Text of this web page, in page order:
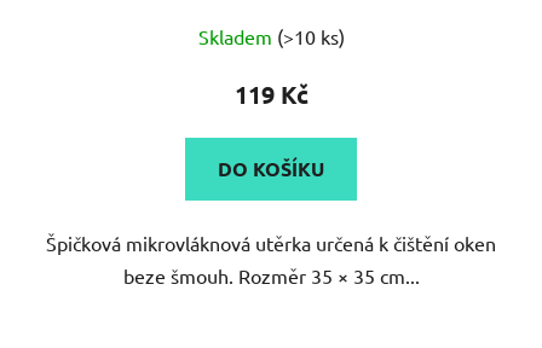
hodnocení
je
5,0
z
5
hvězdiček.
Skladem (>10 ks)
119 Kč
DO KOŠÍKU
Špičková mikrovláknová utěrka určená k čištění oken
beze šmouh. Rozměr 35 × 35 cm...